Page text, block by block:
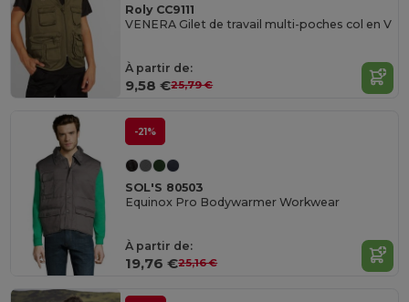
Roly CC9111
VENERA Gilet de travail multi-poches col en V
À partir de:
9,58 €25,79 €
-21%
SOL'S 80503
Equinox Pro Bodywarmer Workwear
À partir de:
19,76 €25,16 €